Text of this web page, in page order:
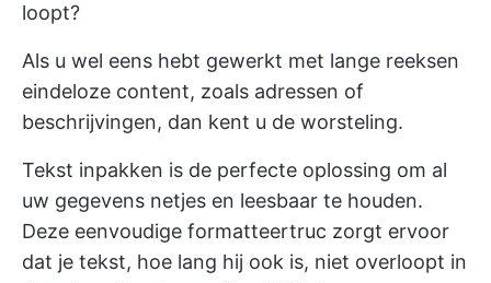
loopt?
Als u wel eens hebt gewerkt met lange reeksen
eindeloze content, zoals adressen of
beschrijvingen, dan kent u de worsteling.
Tekst inpakken is de perfecte oplossing om al
uw gegevens netjes en leesbaar te houden.
Deze eenvoudige formatteertruc zorgt ervoor
dat je tekst, hoe lang hij ook is, niet overloopt in